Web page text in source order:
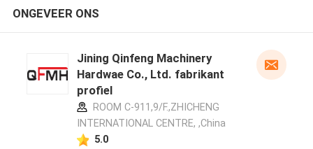
ONGEVEER ONS
Jining Qinfeng Machinery
Hardwae Co., Ltd. fabrikant
profiel
ROOM C-911,9/F.,ZHICHENG
INTERNATIONAL CENTRE, ,China
5.0